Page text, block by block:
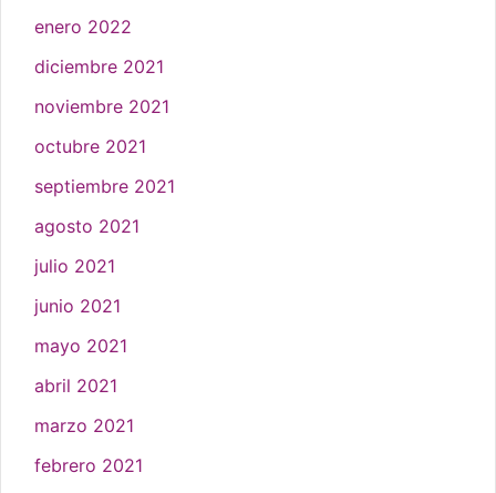
enero 2022
diciembre 2021
noviembre 2021
octubre 2021
septiembre 2021
agosto 2021
julio 2021
junio 2021
mayo 2021
abril 2021
marzo 2021
febrero 2021